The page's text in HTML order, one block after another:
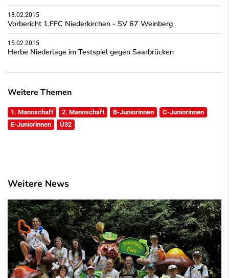
18.02.2015
Vorbericht 1.FFC Niederkirchen - SV 67 Weinberg
15.02.2015
Herbe Niederlage im Testspiel gegen Saarbrücken
Weitere Themen
1. Mannschaft 2. Mannschaft B-Juniorinnen
C-Juniorinnen
E-Juniorinnen
Ü32
Weitere News